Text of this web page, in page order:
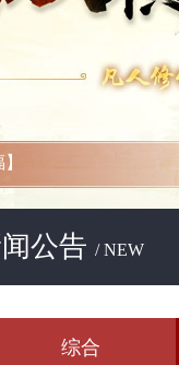
公告 / NEW
综合